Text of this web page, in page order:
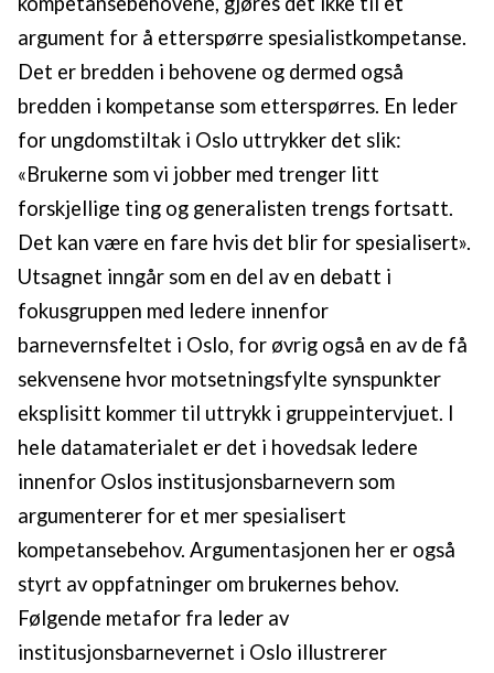
argument for å etterspørre spesialistkompetanse.
Det er bredden i behovene og dermed også
bredden i kompetanse som etterspørres. En leder
for ungdomstiltak i Oslo uttrykker det slik:
«Brukerne som vi jobber med trenger litt
forskjellige ting og generalisten trengs fortsatt.
Det kan være en fare hvis det blir for spesialisert».
Utsagnet inngår som en del av en debatt i
fokusgruppen med ledere innenfor
barnevernsfeltet i Oslo, for øvrig også en av de få
sekvensene hvor motsetningsfylte synspunkter
eksplisitt kommer til uttrykk i gruppeintervjuet. I
hele datamaterialet er det i hovedsak ledere
innenfor Oslos institusjonsbarnevern som
argumenterer for et mer spesialisert
kompetansebehov. Argumentasjonen her er også
styrt av oppfatninger om brukernes behov.
Følgende metafor fra leder av
institusjonsbarnevernet i Oslo illustrerer